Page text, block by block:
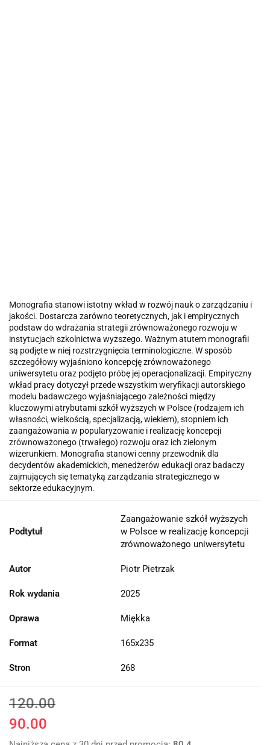
Monografia stanowi istotny wkład w rozwój nauk o zarządzaniu i
jakości. Dostarcza zarówno teoretycznych, jak i empirycznych
podstaw do wdrażania strategii zrównoważonego rozwoju w
instytucjach szkolnictwa wyższego. Ważnym atutem monografii
są podjęte w niej rozstrzygnięcia terminologiczne. W sposób
szczegółowy wyjaśniono koncepcję zrównoważonego
uniwersytetu oraz podjęto próbę jej operacjonalizacji. Empiryczny
wkład pracy dotyczył przede wszystkim weryfikacji autorskiego
modelu badawczego wyjaśniającego zależności między
kluczowymi atrybutami szkół wyższych w Polsce (rodzajem ich
własności, wielkością, specjalizacją, wiekiem), stopniem ich
zaangażowania w popularyzowanie i realizację koncepcji
zrównoważonego (trwałego) rozwoju oraz ich zielonym
wizerunkiem. Monografia stanowi cenny przewodnik dla
decydentów akademickich, menedżerów edukacji oraz badaczy
zajmujących się tematyką zarządzania strategicznego w
sektorze edukacyjnym.
Podtytuł
Zaangażowanie szkół wyższych
w Polsce w realizację koncepcji
zrównoważonego uniwersytetu
Autor Piotr Pietrzak
Rok wydania 2025
Oprawa Miękka
Format 165x235
Stron 268
120.00
90.00